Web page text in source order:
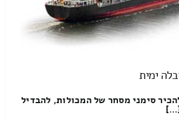
ימית
סימני מסחר של המכולות, להבדיל
[…]